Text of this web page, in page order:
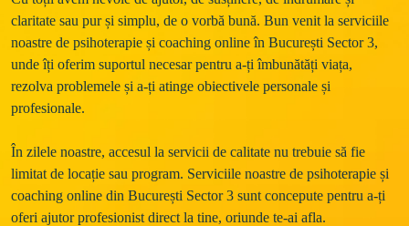
claritate sau pur și simplu, de o vorbă bună. Bun venit la serviciile
noastre de psihoterapie și coaching online în București Sector 3,
unde îți oferim suportul necesar pentru a-ți îmbunătăți viața,
rezolva problemele și a-ți atinge obiectivele personale și
profesionale.
În zilele noastre, accesul la servicii de calitate nu trebuie să fie
limitat de locație sau program. Serviciile noastre de psihoterapie și
coaching online din București Sector 3 sunt concepute pentru a-ți
oferi ajutor profesionist direct la tine, oriunde te-ai afla.